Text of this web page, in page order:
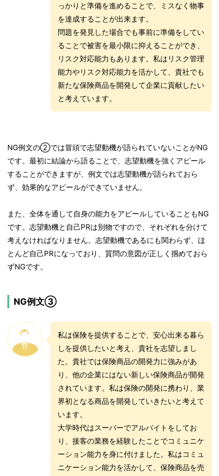
っかりと準備を進めることで、ミスなく物事
を達成することが出来ます。
問題を発見した場合でも事前に準備をしてい
ることで被害を最小限に抑えることができ、
リスク対応能力もあります。私はリスク管理
能力やリスク対応能力を活かして、貴社でも
新たな保険商品を開発して企業に貢献したい
と考えています。
NG例文の②では冒頭で志望動機が語られていないことがNG
です。最初に結論から語ることで、志望動機を強くアピール
することができますが、例文では志望動機が語られておら
ず、効果的なアピールができていません。
また、全体を通して自身の能力をアピールしていることもNG
です。志望動機と自己PRは別物ですので、それぞれを分けて
考えなければなりません。志望動機であるにも関わらず、ほ
とんど自己PRになっており、質問の意図が正しく掴めておら
ずNGです。
NG例文③
私は保険を提供することで、安心出来る暮ら
しを提供したいと考え、貴社を志望しまし
た。貴社では保険商品の開発力に強みがあ
り、他の企業にはない新しい保険商品が開発
されています。私は保険の開発に携わり、業
界初となる商品を開発していきたいと考えて
います。
大学時代はスーパーでアルバイトをしてお
り、接客の業務を経験したことでコミュニケ
ーション能力を身に付けました。私はコミュ
ニケーション能力を活かして、保険商品を売